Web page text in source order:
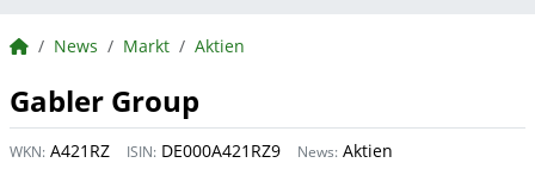
BörsenNEWS.de
News Markt Aktien
Gabler Group
WKN: A421RZ ISIN: DE000A421RZ9 News: Aktien